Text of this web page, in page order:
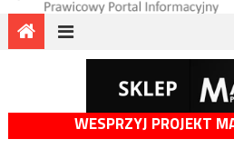
WESPRZYJ PROJEKT